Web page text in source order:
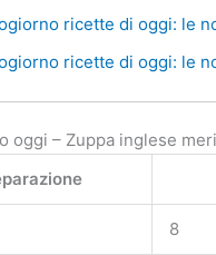
ricette di oggi: le
ricette di oggi: le
oggi – Zuppa inglese
8